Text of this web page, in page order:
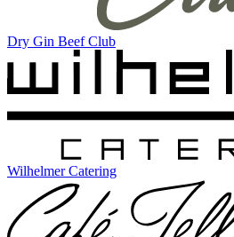
Dry Gin Beef Club
Wilhelmer Catering